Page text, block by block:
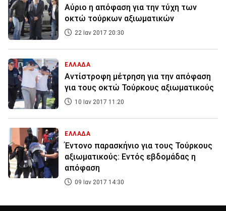
Αύριο η απόφαση για την τύχη των
οκτώ τούρκων αξιωματικών
22 Ιαν 2017 20:30
ΕΛΛΑΔΑ
Αντίστροφη μέτρηση για την απόφαση
για τους οκτώ Τούρκους αξιωματικούς
10 Ιαν 2017 11:20
ΕΛΛΑΔΑ
Έντονο παρασκήνιο για τους Τούρκους
αξιωματικούς: Εντός εβδομάδας η
απόφαση
09 Ιαν 2017 14:30